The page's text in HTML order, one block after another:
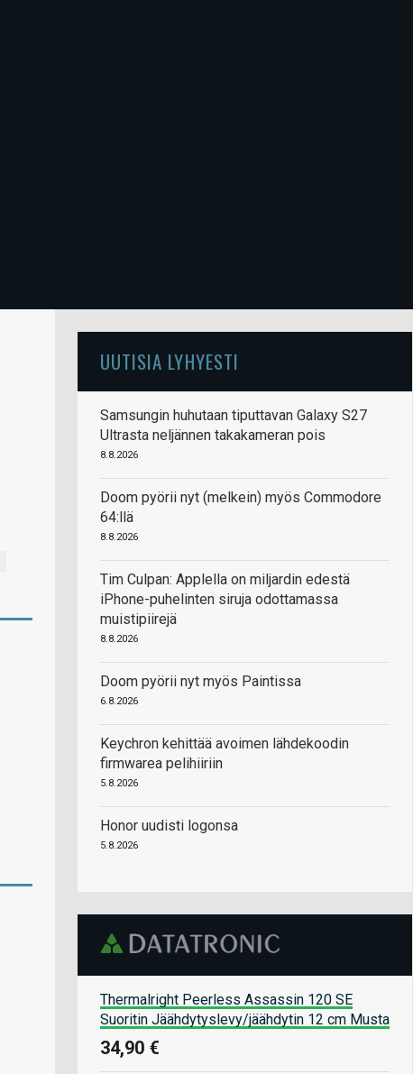
UUTISIA LYHYESTI
Samsungin huhutaan tiputtavan Galaxy S27
Ultrasta neljännen takakameran pois
8.8.2026
Doom pyörii nyt (melkein) myös Commodore
64:llä
8.8.2026
Tim Culpan: Applella on miljardin edestä
iPhone-puhelinten siruja odottamassa
muistipiirejä
8.8.2026
Doom pyörii nyt myös Paintissa
6.8.2026
Keychron kehittää avoimen lähdekoodin
firmwarea pelihiiriin
5.8.2026
Honor uudisti logonsa
5.8.2026
Thermalright Peerless Assassin 120 SE
Suoritin Jäähdytyslevy/jäähdytin 12 cm Musta
34,90 €